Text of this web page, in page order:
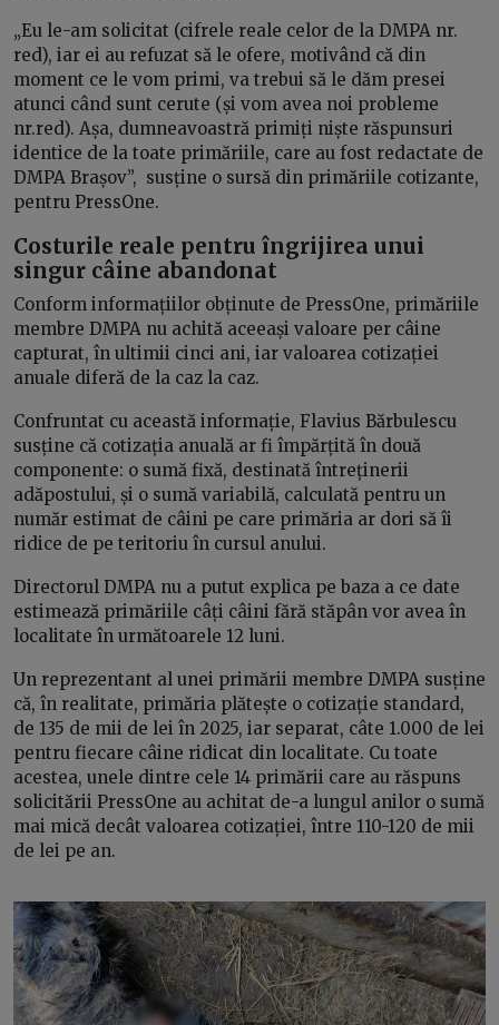
„Eu le-am solicitat (cifrele reale celor de la DMPA nr.
red), iar ei au refuzat să le ofere, motivând că din
moment ce le vom primi, va trebui să le dăm presei
atunci când sunt cerute (și vom avea noi probleme
nr.red). Așa, dumneavoastră primiți niște răspunsuri
identice de la toate primăriile, care au fost redactate de
DMPA Brașov”, susține o sursă din primăriile cotizante,
pentru PressOne.
Costurile reale pentru îngrijirea unui
singur câine abandonat
Conform informațiilor obținute de PressOne, primăriile
membre DMPA nu achită aceeași valoare per câine
capturat, în ultimii cinci ani, iar valoarea cotizației
anuale diferă de la caz la caz.
Confruntat cu această informație, Flavius Bărbulescu
susține că cotizația anuală ar fi împărțită în două
componente: o sumă fixă, destinată întreținerii
adăpostului, și o sumă variabilă, calculată pentru un
număr estimat de câini pe care primăria ar dori să îi
ridice de pe teritoriu în cursul anului.
Directorul DMPA nu a putut explica pe baza a ce date
estimează primăriile câți câini fără stăpân vor avea în
localitate în următoarele 12 luni.
Un reprezentant al unei primării membre DMPA susține
că, în realitate, primăria plătește o cotizație standard,
de 135 de mii de lei în 2025, iar separat, câte 1.000 de lei
pentru fiecare câine ridicat din localitate. Cu toate
acestea, unele dintre cele 14 primării care au răspuns
solicitării PressOne au achitat de-a lungul anilor o sumă
mai mică decât valoarea cotizației, între 110-120 de mii
de lei pe an.